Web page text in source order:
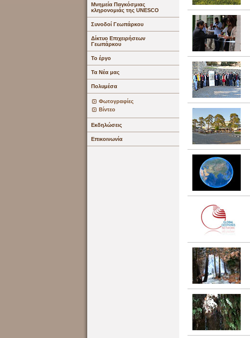
Μνημεία Παγκόσμιας
κληρονομιάς της UNESCO
Συνοδοί Γεωπάρκου
Δίκτυο Επιχειρήσεων
Γεωπάρκου
Το έργο
Τα Νέα μας
Πολυμέσα
Φωτογραφίες
Βίντεο
Εκδηλώσεις
Επικοινωνία